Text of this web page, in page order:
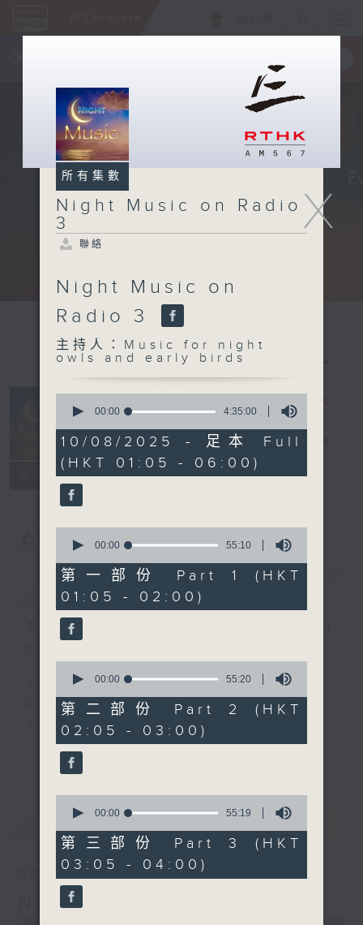
所有集數
on Radio 3
電台直播
聯絡
您喜歡這個節目嗎?
簡介 GIST
主持人：Music for night owls and
Stay with us throughout the night,
every night, from 1.05am until
dawn, as we slowly wake up with
you. Enjoy the non-stop mellow
side of the 70s to the 90s at
grow in pace, moving you towards
the 2000s and a perfect morning
Seven days a week from 1.05am...
最新 LATEST
Night Music on Radio 3
X
所有集數
Night Music on Radio
3
聯絡
Night Music on
Radio 3
主持人：Music for night
owls and early birds
seconds
4
hours,
35
minutes,
0
seconds
00:00 4:35:00
10/08/2025 - 足本 Full
(HKT 01:05 - 06:00)
seconds
55
minutes,
10
seconds
00:00 55:10
第一部份 Part 1 (HKT
01:05 - 02:00)
seconds
55
minutes,
20
seconds
00:00 55:20
第二部份 Part 2 (HKT
02:05 - 03:00)
seconds
55
minutes,
19
seconds
00:00 55:19
第三部份 Part 3 (HKT
03:05 - 04:00)